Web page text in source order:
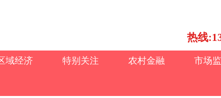
热线
域经济 特别关注 农村金融 市场